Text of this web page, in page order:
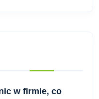
w firmie, co